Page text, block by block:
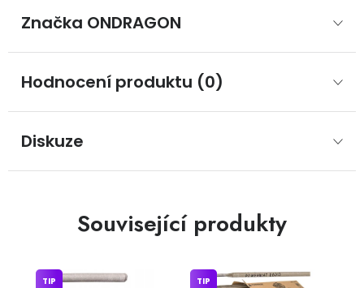
Značka ONDRAGON
Hodnocení produktu (0)
Diskuze
Související produkty
TIP TIP